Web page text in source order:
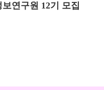
연구원 12기 모집